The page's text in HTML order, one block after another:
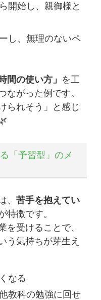
開始し、親御様と
し、無理のないペ
時間の使い方」 を工
ながった例です。
られそう」と感じ
「予習型」のメ
、 苦手を抱えてい
特徴です。
を受けることで、
う気持ちが芽生え
なる
教科の勉強に回せ